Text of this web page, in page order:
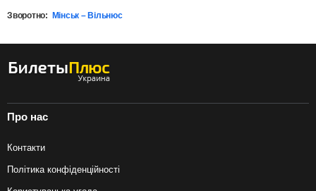
Зворотно: Мінськ – Вільнюс
Про нас
Контакти
Політика конфіденційності